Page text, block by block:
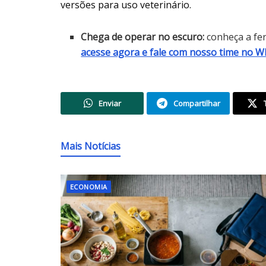
versões para uso veterinário.
Chega de operar no escuro:conheça a
acesse agora e fale com nosso time no
Enviar Compartilhar
Mais Notícias
ECONOMIA